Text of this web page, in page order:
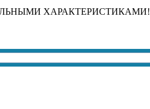
ХАРАКТЕРИСТИКАМИ!